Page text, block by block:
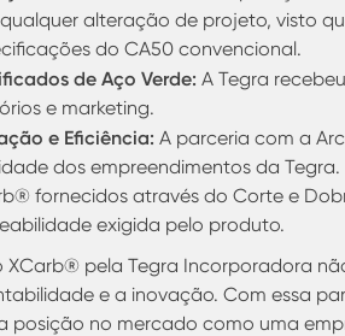
alteração de projeto, visto
do CA50 convencional.
de Aço Verde: A Tegra
e marketing.
e Eficiência: A parceria com a
dos empreendimentos da
fornecidos através do Corte e
exigida pelo produto.
XCarb®pela Tegra Incorporadora
e a inovação. Com essa
posição no mercado como uma